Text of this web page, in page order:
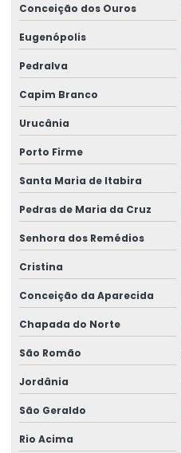
Conceição dos Ouros
Eugenópolis
Pedralva
Capim Branco
Urucânia
Porto Firme
Santa Maria de Itabira
Pedras de Maria da Cruz
Senhora dos Remédios
Cristina
Conceição da Aparecida
Chapada do Norte
São Romão
Jordânia
São Geraldo
Rio Acima